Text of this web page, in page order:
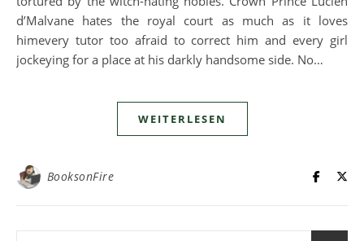
d’Malvane hates the royal court as much as it loves
himevery tutor too afraid to correct him and every girl
jockeying for a place at his darkly handsome side. No…
WEITERLESEN
BooksonFire